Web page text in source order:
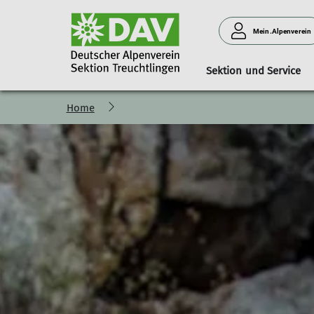
Mein.Alpenverein
Sektion und Service
Vorstand und Beirat Fachübungs und
Familie Jugend
Lift und Loipe
Kursübersicht
Home